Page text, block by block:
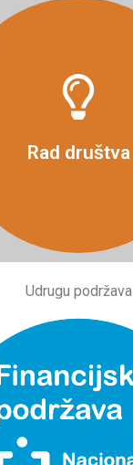
Rad društva
Više
Udrugu podržava